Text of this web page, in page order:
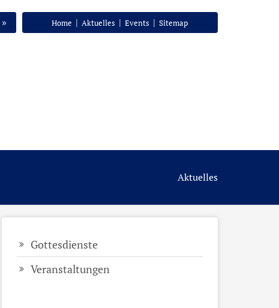
Home | Aktuelles | Events | Sitemap
»
Aktuelles
Gottesdienste
Veranstaltungen